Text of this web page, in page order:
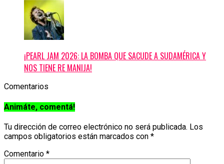
¡PEARL JAM 2026: LA BOMBA QUE SACUDE A SUDAMÉRICA Y
NOS TIENE RE MANIJA!
Comentarios
Animáte, comentá!
Tu dirección de correo electrónico no será publicada. Los
campos obligatorios están marcados con *
Comentario *